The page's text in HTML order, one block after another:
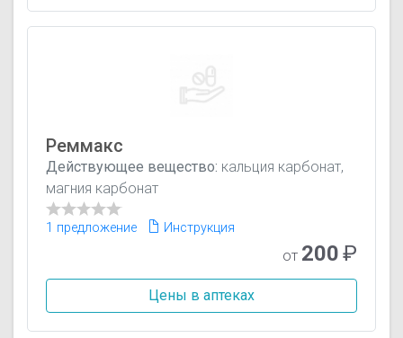
Реммакс
Действующее вещество: кальция карбонат,
магния карбонат
1 предложение Инструкция
от 200₽
Цены в аптеках